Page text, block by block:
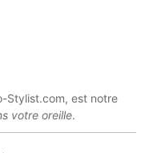
Stylist.com, est notre
votre oreille.